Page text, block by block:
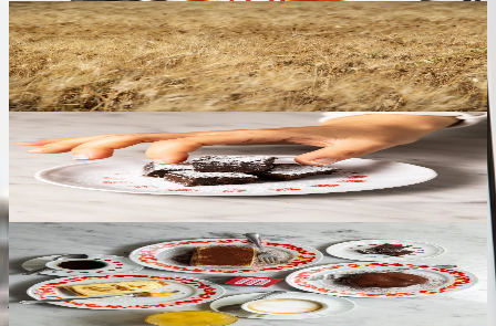
Sur tout, tout le temps
4 % de cashback
À chaque commande, bénéficiez de 4 % de cashback
sur tout. Utilisez-le comme réduction directe sur vos
prochaines commandes.
BA-CIO, BA-CIO, BA-CIO, BA-CIO
Notre accueil
Inscris-toi et un baiser au chocolat t'attend déjà là-
bas. C'est notre façon de te dire « Bienvenue à bord,
maintenant on passe aux choses sérieuses ».
Un autre tour autour du soleil ?
Le dessert, c'est nous qui l'offrons.
Chez Miscusi, nous aimons célébrer. C'est pourquoi, le
jour de ton anniversaire, c'est nous qui nous
occupons du dessert, pour toi et pour toute la table.